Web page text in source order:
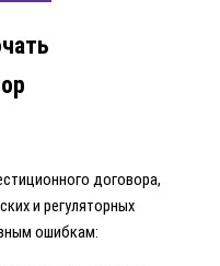
договора,
и регуляторных
ошибкам: